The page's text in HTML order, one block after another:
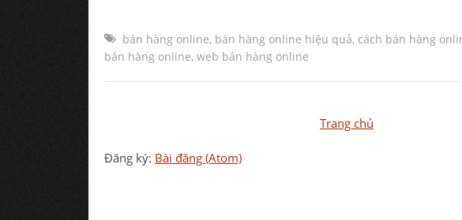
bán hàng online, bán hàng online hiệu quả, cách bán hàng
bán hàng online, web bán hàng online
Trang chủ
Đăng ký: Bài đăng (Atom)